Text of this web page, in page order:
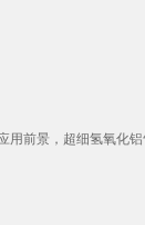
前景，超细氢氧化铝